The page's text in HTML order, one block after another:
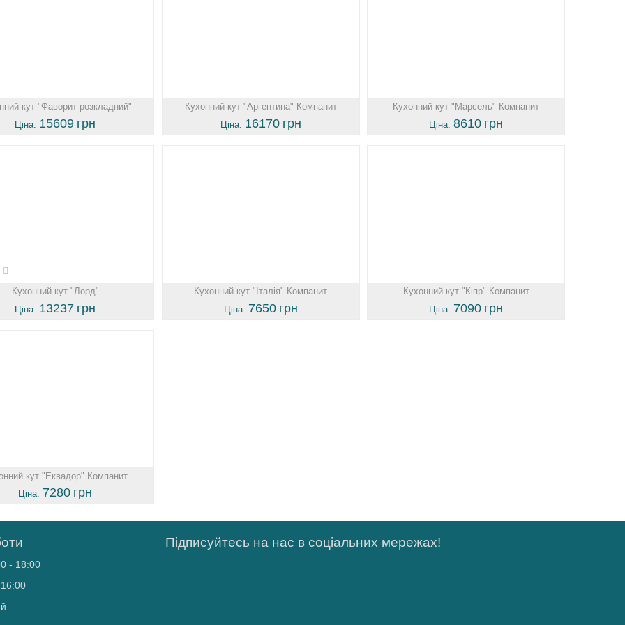
кут "Фаворит розкладний"
Ціна: 15609 грн
Кухонний кут "Аргентина" Компанит
Ціна: 16170 грн
Кухонний кут "Марсель" Компанит
Ціна:8610 грн
Кухонний кут "Лорд"
Ціна: 13237 грн
Кухонний кут "Італія" Компанит
Ціна: 7650 грн
Кухонний кут "Кіпр" Компанит
Ціна: 7090 грн
кут "Еквадор" Компанит
Ціна: 7280 грн
- 18:00
Підписуйтесь на нас в соціальних мережах!